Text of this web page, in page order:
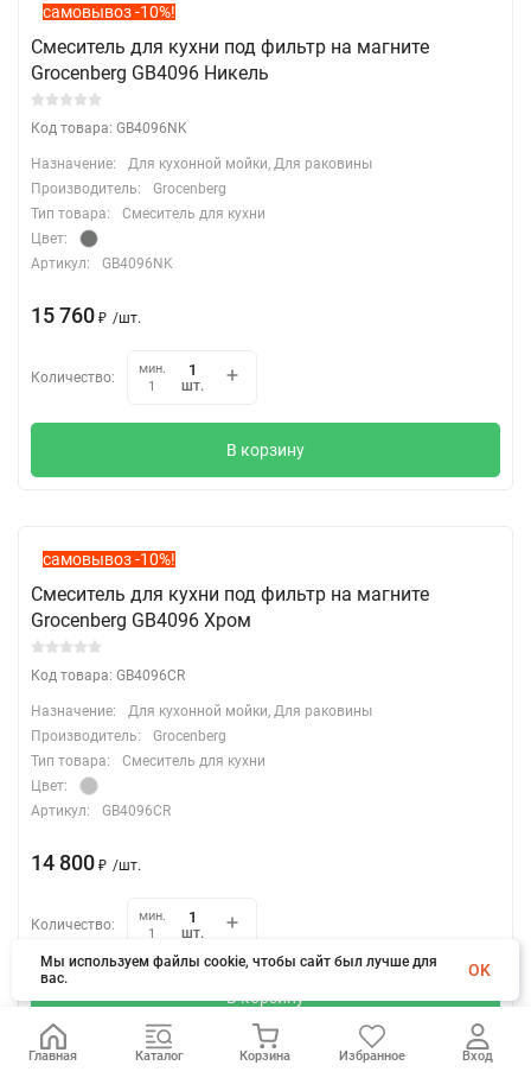
самовывоз -10%!
Смеситель для кухни под фильтр на магните
Grocenberg GB4096 Никель
Код товара: GB4096NK
Назначение:
Для кухонной мойки, Для раковины
Производитель:
Grocenberg
Тип товара:
Смеситель для кухни
Цвет:
Артикул:
GB4096NK
15 760 ₽ /шт.
Количество:
мин.
1
шт.
В корзину
самовывоз -10%!
Смеситель для кухни под фильтр на магните
Grocenberg GB4096 Хром
Код товара: GB4096CR
Назначение:
Для кухонной мойки, Для раковины
Производитель:
Grocenberg
Тип товара:
Смеситель для кухни
Цвет:
Артикул:
GB4096CR
14 800 ₽ /шт.
Количество:
мин.
1
шт.
В корзину
Главная Каталог Корзина Избранное Вход
Мы используем файлы cookie, чтобы сайт был лучше для
вас.
OK